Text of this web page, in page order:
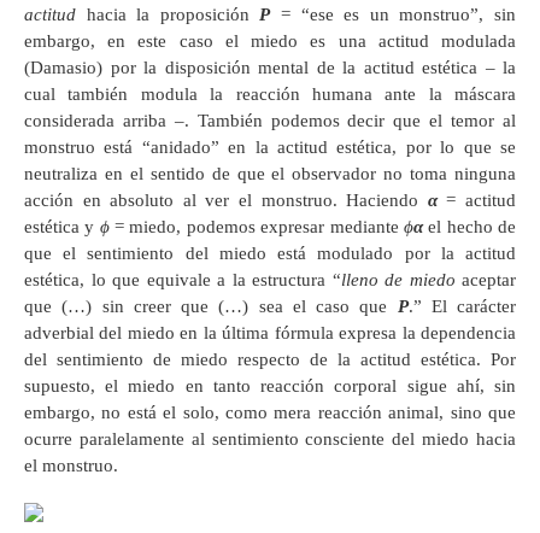
actitud hacia la proposición P= “ese es un monstruo”, sin
embargo, en este caso el miedo es una actitud modulada
(Damasio) por la disposición mental de la actitud estética – la
cual también modula la reacción humana ante la máscara
considerada arriba –. También podemos decir que el temor al
monstruo está “anidado” en la actitud estética, por lo que se
neutraliza en el sentido de que el observador no toma ninguna
acción en absoluto al ver el monstruo. Haciendo α= actitud
estética y ϕ= miedo, podemos expresar mediante ϕαel hecho de
que el sentimiento del miedo está modulado por la actitud
estética, lo que equivale a la estructura “lleno de miedo aceptar
que (…) sin creer que (…) sea el caso que P.” El carácter
adverbial del miedo en la última fórmula expresa la dependencia
del sentimiento de miedo respecto de la actitud estética. Por
supuesto, el miedo en tanto reacción corporal sigue ahí, sin
embargo, no está el solo, como mera reacción animal, sino que
ocurre paralelamente al sentimiento consciente del miedo hacia
el monstruo.